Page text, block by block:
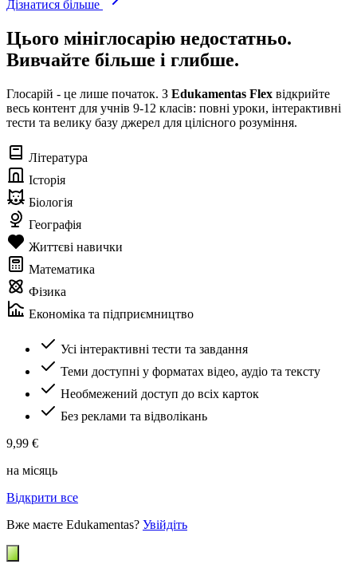
Дізнатися більше
Цього мініглосарію недостатньо.
Вивчайте більше і глибше.
Глосарій - це лише початок. З Edukamentas Flex відкрийте
весь контент для учнів 9-12 класів: повні уроки, інтерактивні
тести та велику базу джерел для цілісного розуміння.
Література
Історія
Біологія
Географія
Життєві навички
Математика
Фізика
Економіка та підприємництво
Усі інтерактивні тести та завдання
Теми доступні у форматах відео, аудіо та тексту
Необмежений доступ до всіх карток
Без реклами та відволікань
9,99 €
на місяць
Відкрити все
Вже маєте Edukamentas? Увійдіть